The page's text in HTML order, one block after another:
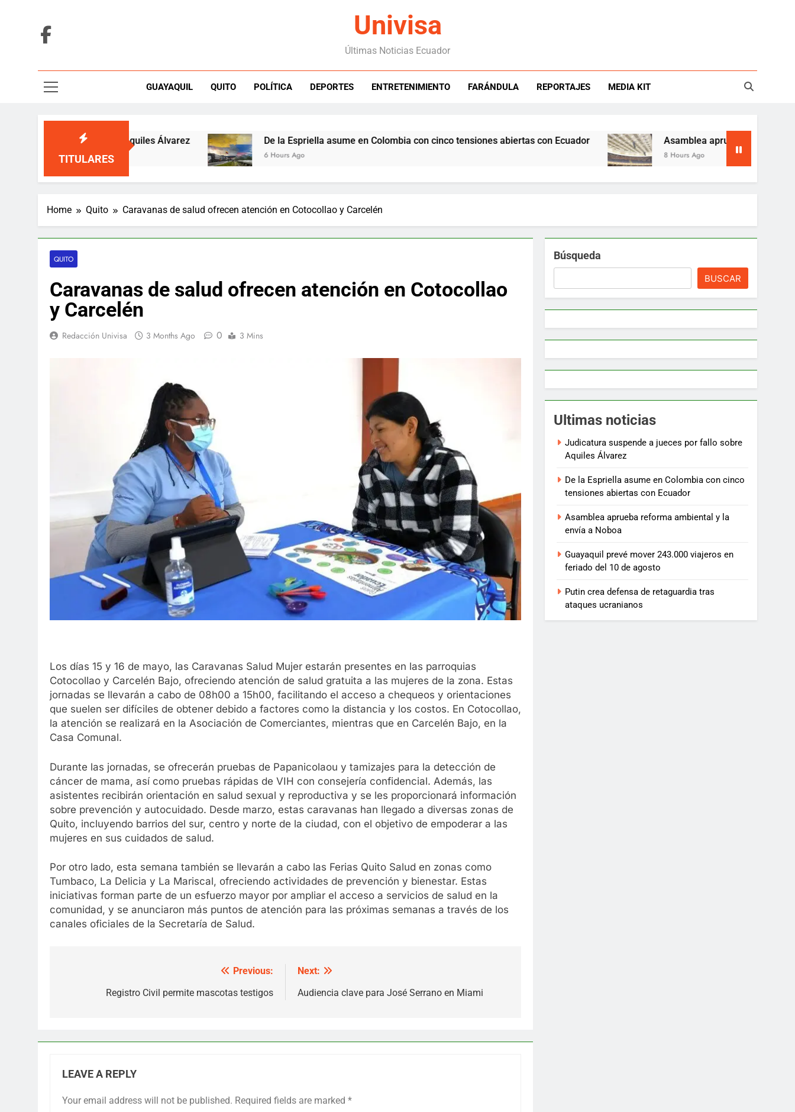
Univisa
Últimas Noticias Ecuador
GUAYAQUIL QUITO POLÍTICA DEPORTES ENTRETENIMIENTO FARÁNDULA REPORTAJES MEDIA KIT
TITULARES
por fallo sobre Aquiles Álvarez De la Espriella asume en Colombia con cinco tensiones abiertas con Ecuador
6 Hours Ago
Asamblea aprueba reforma ambiental
8 Hours Ago
Home Quito Caravanas de salud ofrecen atención en Cotocollao y Carcelén
QUITO
Caravanas de salud ofrecen atención en Cotocollao
y Carcelén
Redacción Univisa 3 Months Ago 0 3 Mins
Los días 15 y 16 de mayo, las Caravanas Salud Mujer estarán presentes en las parroquias
Cotocollao y Carcelén Bajo, ofreciendo atención de salud gratuita a las mujeres de la zona. Estas
jornadas se llevarán a cabo de 08h00 a 15h00, facilitando el acceso a chequeos y orientaciones
que suelen ser difíciles de obtener debido a factores como la distancia y los costos. En Cotocollao,
la atención se realizará en la Asociación de Comerciantes, mientras que en Carcelén Bajo, en la
Casa Comunal.
Durante las jornadas, se ofrecerán pruebas de Papanicolaou y tamizajes para la detección de
cáncer de mama, así como pruebas rápidas de VIH con consejería confidencial. Además, las
asistentes recibirán orientación en salud sexual y reproductiva y se les proporcionará información
sobre prevención y autocuidado. Desde marzo, estas caravanas han llegado a diversas zonas de
Quito, incluyendo barrios del sur, centro y norte de la ciudad, con el objetivo de empoderar a las
mujeres en sus cuidados de salud.
Por otro lado, esta semana también se llevarán a cabo las Ferias Quito Salud en zonas como
Tumbaco, La Delicia y La Mariscal, ofreciendo actividades de prevención y bienestar. Estas
iniciativas forman parte de un esfuerzo mayor por ampliar el acceso a servicios de salud en la
comunidad, y se anunciaron más puntos de atención para las próximas semanas a través de los
canales oficiales de la Secretaría de Salud.
navigation
Previous:
Registro Civil permite mascotas testigos
Next:
Audiencia clave para José Serrano en Miami
LEAVE A REPLY
Your email address will not be published. Required fields are marked *
Búsqueda
BUSCAR
Ultimas noticias
Judicatura suspende a jueces por fallo sobre
Aquiles Álvarez
De la Espriella asume en Colombia con cinco
tensiones abiertas con Ecuador
Asamblea aprueba reforma ambiental y la
envía a Noboa
Guayaquil prevé mover 243.000 viajeros en
feriado del 10 de agosto
Putin crea defensa de retaguardia tras
ataques ucranianos